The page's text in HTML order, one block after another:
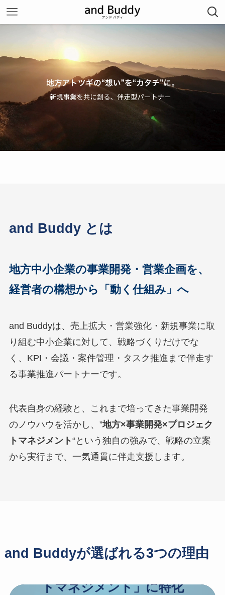
and Buddy とは
地方中小企業の事業開発・営業企画を、
経営者の構想から「動く仕組み」へ
and Buddyは、売上拡大・営業強化・新規事業に取
り組む中小企業に対して、戦略づくりだけでな
く、KPI・会議・案件管理・タスク推進まで伴走す
る事業推進パートナーです。
代表自身の経験と、これまで培ってきた事業開発
のノウハウを活かし、”地方×事業開発×プロジェク
トマネジメント“という独自の強みで、戦略の立案
から実行まで、一気通貫に伴走支援します。
and Buddyが選ばれる3つの理由
トマネジメント」に特化